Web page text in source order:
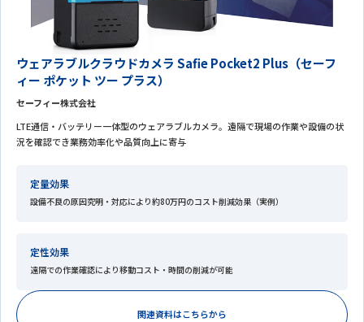
ウェアラブルクラウドカメラ Safie Pocket2 Plus（セーフ
ィー ポケット ツー プラス）
セーフィー株式会社
LTE通信・バッテリー一体型のウェアラブルカメラ。遠隔で現場の作業や設備の状
況を確認でき業務効率化や品質向上に寄与
定量効果
設備不良の原因究明・対応により約80万円のコスト削減効果（実例）
定性効果
遠隔での作業確認により移動コスト・時間の削減が可能
関連資料はこちらから